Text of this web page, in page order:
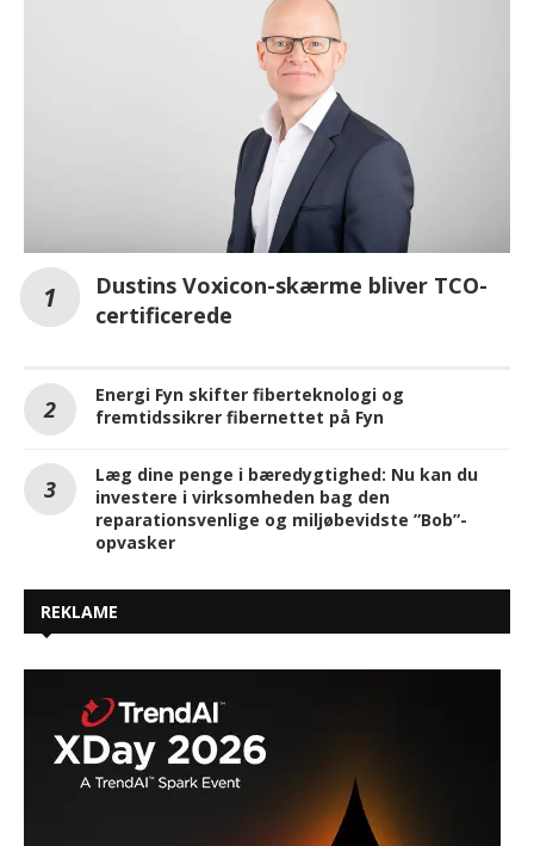
Dustins Voxicon-skærme bliver TCO-
certificerede
Energi Fyn skifter fiberteknologi og
fremtidssikrer fibernettet på Fyn
Læg dine penge i bæredygtighed: Nu kan du
investere i virksomheden bag den
reparationsvenlige og miljøbevidste ”Bob”-
opvasker
REKLAME